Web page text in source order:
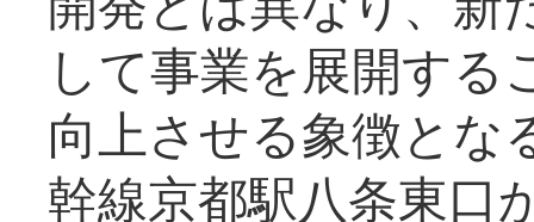
して事業を展開する
向上させる象徴とな
幹線京都駅八条東口